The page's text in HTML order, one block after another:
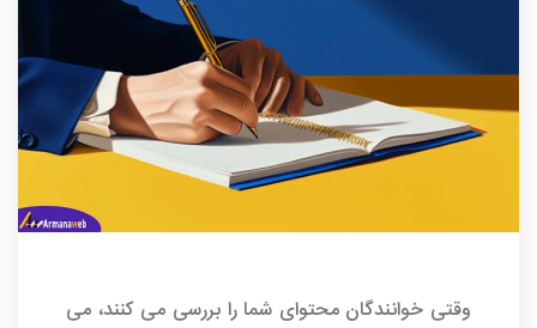
وقتی خوانندگان محتوای شما را بررسی می کنند، می